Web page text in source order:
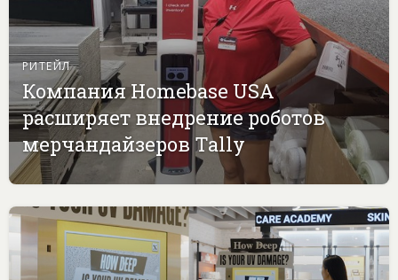
РИТЕЙЛ
Компания Homebase USA
расширяет внедрение роботов
мерчандайзеров Tally